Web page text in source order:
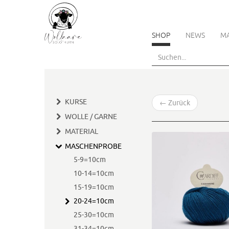
SHOP NEWS
KURSE
WOLLE / GARNE
MATERIAL
MASCHENPROBE
5-9=10cm
10-14=10cm
15-19=10cm
20-24=10cm
25-30=10cm
← Zurück